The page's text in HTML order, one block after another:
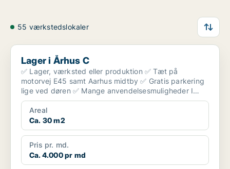
55 værkstedslokaler
Lager i Århus C
Lager i Århus C
✅ Lager, værksted eller produktion ✅ Tæt på
motorvej E45 samt Aarhus midtby ✅ Gratis parkering
lige ved døren ✅ Mange anvendelsesmuligheder I
bydes vel...
Areal
Ca. 30 m2
Pris pr. md.
Ca. 4.000 pr md